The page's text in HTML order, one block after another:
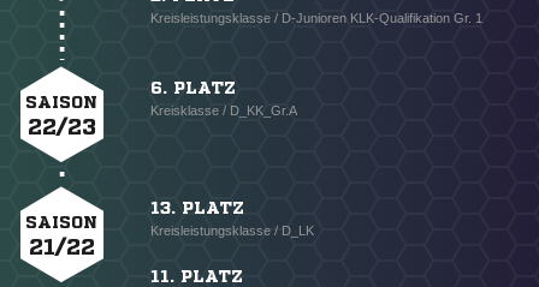
Kreisleistungsklasse / D-Junioren KLK-Qualifikation Gr. 1
SAISON
22/23
6. PLATZ
Kreisklasse / D_KK_Gr.A
SAISON
21/22
13. PLATZ
Kreisleistungsklasse / D_LK
11. PLATZ